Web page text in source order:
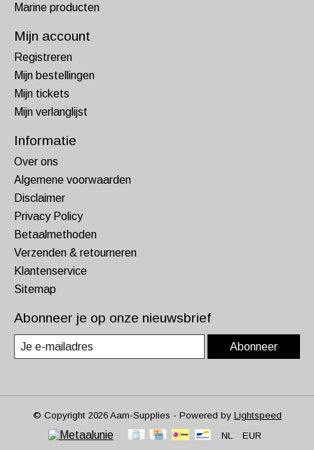
Marine producten
Mijn account
Registreren
Mijn bestellingen
Mijn tickets
Mijn verlanglijst
Informatie
Over ons
Algemene voorwaarden
Disclaimer
Privacy Policy
Betaalmethoden
Verzenden & retourneren
Klantenservice
Sitemap
Abonneer je op onze nieuwsbrief
Abonneer
© Copyright 2026 Aam-Supplies - Powered by Lightspeed
NL
EUR